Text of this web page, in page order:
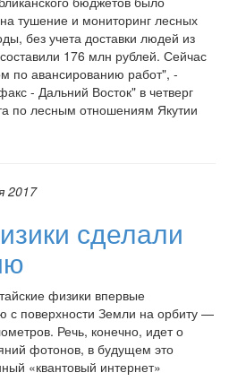
тушение и мониторинг лесных
без учета доставки людей из
176 млн рублей. Сейчас
по авансированию работ", -
- Дальний Восток" в четверг
по лесным отношениям Якутии
2017
сделали
физики впервые
с поверхности Земли на орбиту —
Речь, конечно, идет о
фотонов, в будущем это
«квантовый интернет»